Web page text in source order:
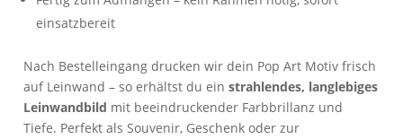
einsatzbereit
Nach Bestelleingang drucken wir dein Pop Art Motiv frisch
auf Leinwand – so erhältst du einstrahlendes, langlebiges
Leinwandbild mit beeindruckender Farbbrillanz und
Tiefe. Perfekt als Souvenir, Geschenk oder zur